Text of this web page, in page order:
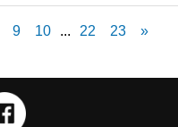
9 10 ... 22 23 »